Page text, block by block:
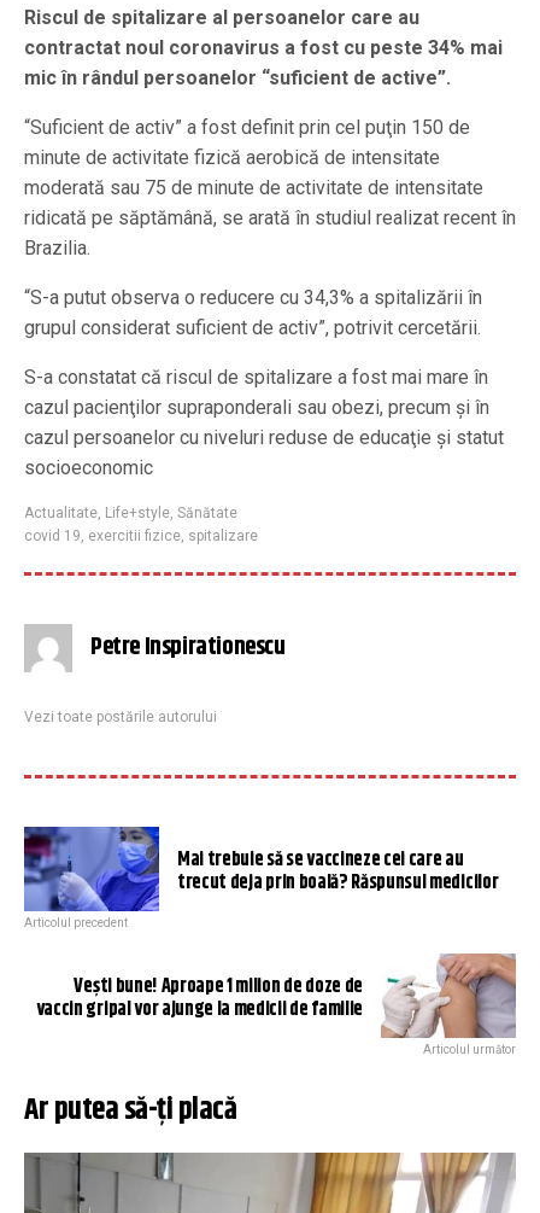
Riscul de spitalizare al persoanelor care au
contractat noul coronavirus a fost cu peste 34% mai
mic în rândul persoanelor “suficient de active”.
“Suficient de activ” a fost definit prin cel puţin 150 de
minute de activitate fizică aerobică de intensitate
moderată sau 75 de minute de activitate de intensitate
ridicată pe săptămână, se arată în studiul realizat recent în
Brazilia.
“S-a putut observa o reducere cu 34,3% a spitalizării în
grupul considerat suficient de activ”, potrivit cercetării.
S-a constatat că riscul de spitalizare a fost mai mare în
cazul pacienţilor supraponderali sau obezi, precum şi în
cazul persoanelor cu niveluri reduse de educaţie şi statut
socioeconomic
Actualitate, Life+style, Sănătate
covid 19, exercitii fizice, spitalizare
Petre Inspirationescu
Vezi toate postările autorului
Mai trebuie să se vaccineze cei care au
trecut deja prin boală? Răspunsul medicilor
Articolul precedent
Vești bune! Aproape 1 milion de doze de
vaccin gripal vor ajunge la medicii de familie
Articolul următor
Ar putea să-ți placă